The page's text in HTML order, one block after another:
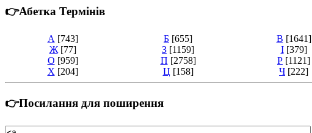
👉Абетка Термінів
А [743] Б [655] В [1641]
Ж [77] З [1159] І [379]
О [959] П [2758] Р [1121]
Х [204] Ц [158] Ч [222]
👉Посилання для поширення